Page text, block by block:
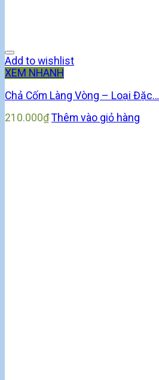
Add to wishlist
XEM NHANH
Chả Cốm Làng Vòng – Loại Đặc…
210.000₫ Thêm vào giỏ hàng